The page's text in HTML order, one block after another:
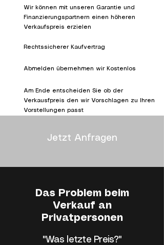
Wir können mit unseren Garantie und
Finanzierungspartnern einen höheren
Verkaufspreis erzielen
Rechtssicherer Kaufvertrag
Abmelden übernehmen wir Kostenlos
Am Ende entscheiden Sie ob der
Verkausfpreis den wir Vorschlagen zu Ihren
Vorstellungen passt
Jetzt Anfragen
Das Problem beim
Verkauf an
Privatpersonen
"Was letzte Preis?"